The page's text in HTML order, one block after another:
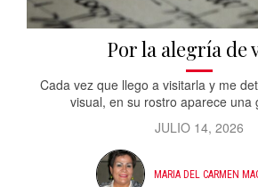
Por la alegría de
Cada vez que llego a visitarla y me
visual, en su rostro aparece una
JULIO 14, 2026
MARIA DEL CARMEN